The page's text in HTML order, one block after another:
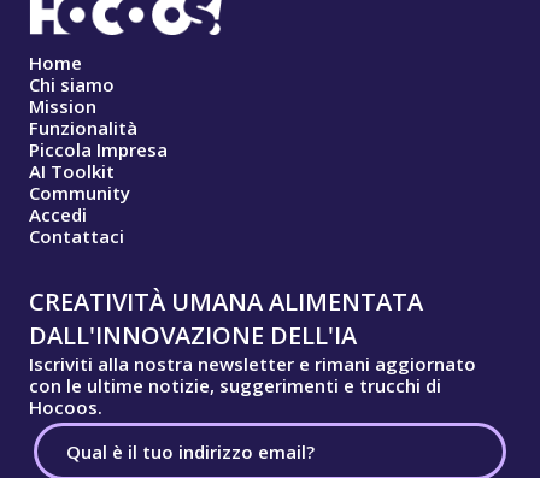
Home
Chi siamo
Mission
Funzionalità
Piccola Impresa
AI Toolkit
Community
Accedi
Contattaci
CREATIVITÀ UMANA ALIMENTATA
DALL'INNOVAZIONE DELL'IA
Iscriviti alla nostra newsletter e rimani aggiornato
con le ultime notizie, suggerimenti e trucchi di
Hocoos.